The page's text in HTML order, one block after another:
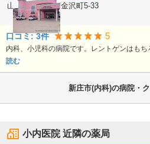
山形県新庄市下金沢町5-33
口コミ:3件 5
内科、小児科の病院です。レントゲンはもち
読む
新庄市(内科)の病院・
小内医院近隣の薬局